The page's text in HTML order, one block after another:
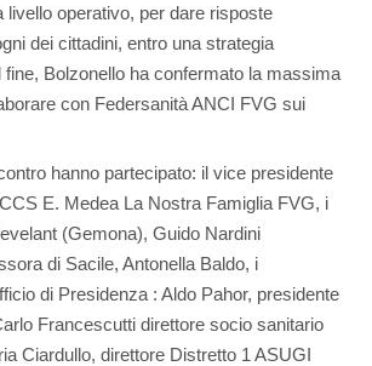
livello operativo, per dare risposte
dei cittadini, entro una strategia
Bolzonello ha confermato la massima
con Federsanità ANCI FVG sui
hanno partecipato: il vice presidente
E. Medea La Nostra Famiglia FVG, i
(Gemona), Guido Nardini
di Sacile, Antonella Baldo, i
di Presidenza : Aldo Pahor, presidente
Francescutti direttore socio sanitario
Ciardullo, direttore Distretto 1 ASUGI